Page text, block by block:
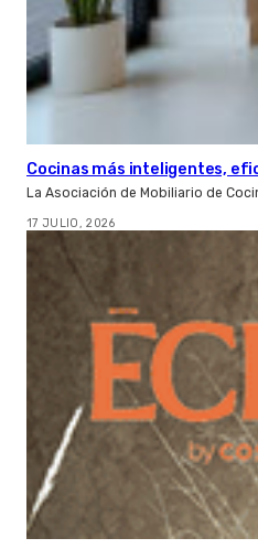
Cocinas más inteligentes,
La Asociación de Mobiliario de
17 JULIO, 2026